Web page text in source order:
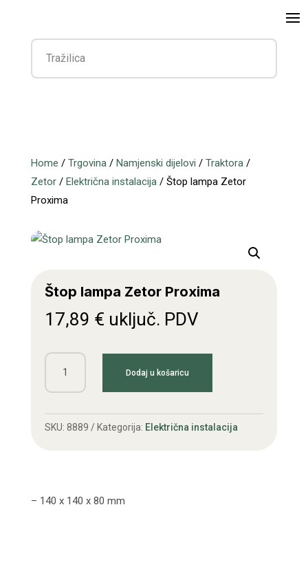
Home / Trgovina/ Namjenski dijelovi / Traktora/
Zetor/ Električna instalacija/ Štop lampa Zetor
Proxima
Štop lampa Zetor Proxima
17,89 € uključ. PDV
Štop
lampa
Proxima
količina
Dodaj u košaricu
SKU: 8889 Kategorija: Električna instalacija
– 140 x 140 x 80 mm